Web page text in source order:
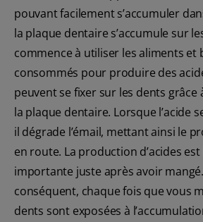
pouvant facilement s’accumuler
la plaque dentaire s’accumule sur
commence à utiliser les aliments et
consommés pour produire des
peuvent se fixer sur les dents grâce
la plaque dentaire. Lorsque l’acide
il dégrade l’émail, mettant ainsi le
en route. La production d’acides est
importante juste après avoir
conséquent, chaque fois que vous
dents sont exposées à